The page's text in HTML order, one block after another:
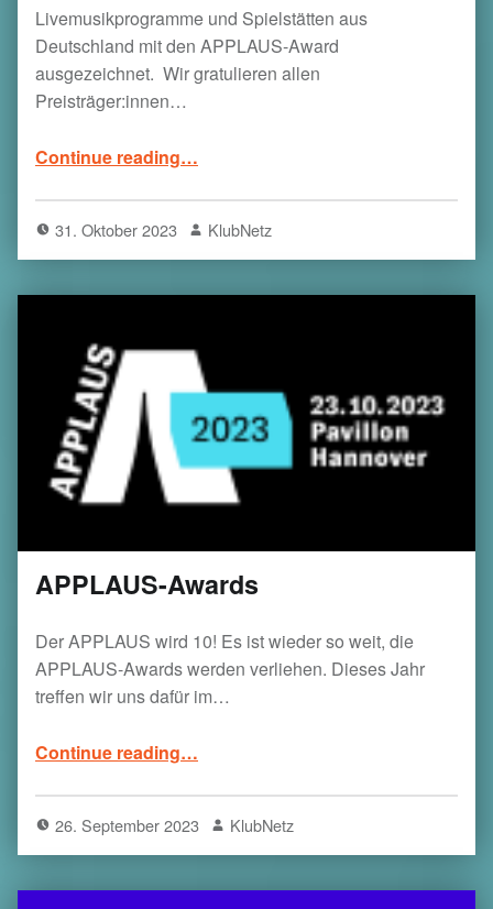
Livemusikprogramme und Spielstätten aus
Deutschland mit den APPLAUS-Award
ausgezeichnet. Wir gratulieren allen
Preisträger:innen…
Continue reading…
31. Oktober 2023 KlubNetz
APPLAUS-Awards
Der APPLAUS wird 10! Es ist wieder so weit, die
APPLAUS-Awards werden verliehen. Dieses Jahr
treffen wir uns dafür im…
Continue reading…
26. September 2023 KlubNetz